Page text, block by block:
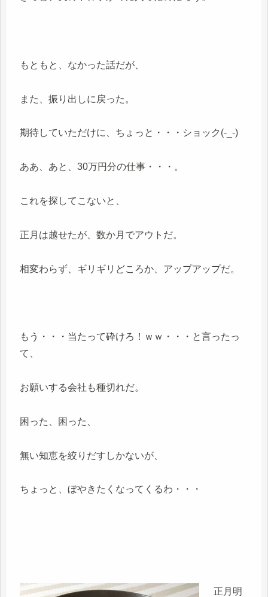
もともと、なかった話だが、
また、振り出しに戻った。
期待していただけに、ちょっと・・・ショック(-_-)
ああ、あと、30万円分の仕事・・・。
これを探してこないと、
正月は越せたが、数か月でアウトだ。
相変わらず、ギリギリどころか、アップアップだ。
もう・・・当たって砕けろ！ｗｗ・・・と言ったっ
て、
お願いする会社も種切れだ。
困った、困った、
無い知恵を絞りだすしかないが、
ちょっと、ぼやきたくなってくるわ・・・
正月明